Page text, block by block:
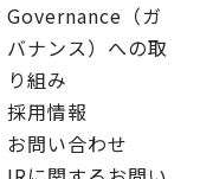
Governance（ガ
バナンス）への取
り組み
採用情報
お問い合わせ